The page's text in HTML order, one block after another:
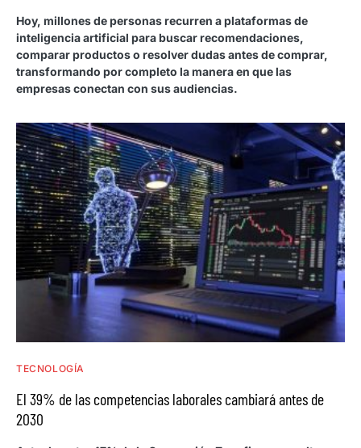
Hoy, millones de personas recurren a plataformas de
inteligencia artificial para buscar recomendaciones,
comparar productos o resolver dudas antes de comprar,
transformando por completo la manera en que las
empresas conectan con sus audiencias.
TECNOLOGÍA
El 39% de las competencias laborales cambiará antes de
2030